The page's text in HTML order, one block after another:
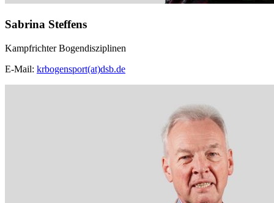
Sabrina Steffens
Kampfrichter Bogendisziplinen
E-Mail: krbogensport(at)dsb.de